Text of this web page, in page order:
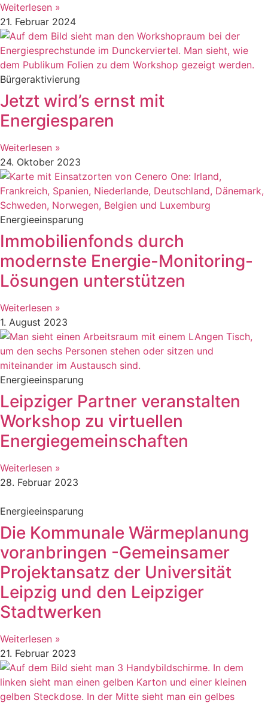
Weiterlesen »
21. Februar 2024
Bürgeraktivierung
Jetzt wird’s ernst mit
Energiesparen
Weiterlesen »
24. Oktober 2023
Energieeinsparung
Immobilienfonds durch
modernste Energie-Monitoring-
Lösungen unterstützen
Weiterlesen »
1. August 2023
Energieeinsparung
Leipziger Partner veranstalten
Workshop zu virtuellen
Energiegemeinschaften
Weiterlesen »
28. Februar 2023
Energieeinsparung
Die Kommunale Wärmeplanung
voranbringen -Gemeinsamer
Projektansatz der Universität
Leipzig und den Leipziger
Stadtwerken
Weiterlesen »
21. Februar 2023